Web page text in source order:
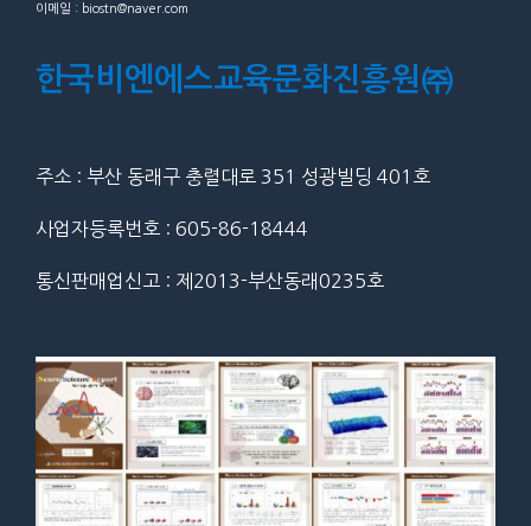
이메일 : biostn@naver.com
한국비엔에스교육문화진흥원㈜
주소 : 부산 동래구 충렬대로 351 성광빌딩 401호
사업자등록번호 : 605-86-18444
통신판매업신고 : 제2013-부산동래0235호